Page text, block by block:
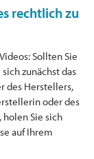
rechtlich zu
Sollten Sie
zunächst das
des Herstellers,
oder des
Sie sich
auf Ihrem